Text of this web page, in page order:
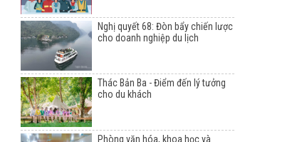
Nghị quyết 68: Đòn bẩy chiến lược
cho doanh nghiệp du lịch
Thác Bản Ba - Điểm đến lý tưởng
cho du khách
Phòng văn hóa, khoa học và